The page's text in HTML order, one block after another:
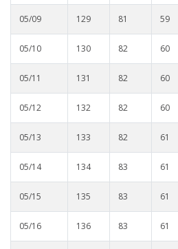
05/09 129 81 59
05/10 130 82 60
05/11 131 82 60
05/12 132 82 60
05/13 133 82 61
05/14 134 83 61
05/15 135 83 61
05/16 136 83 61